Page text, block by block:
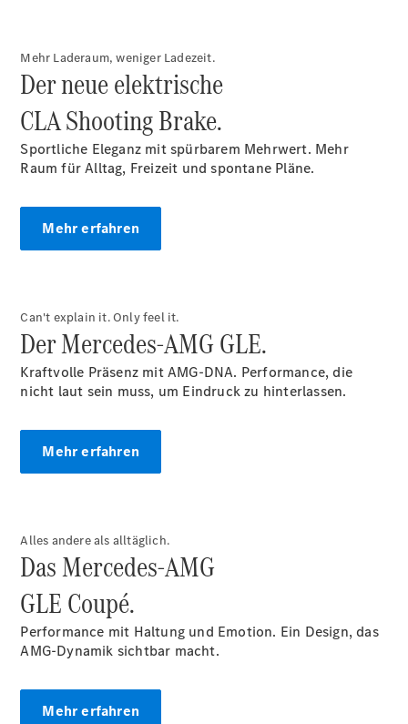
Betriebsanleitungen
Servicetermin
buchen
Über uns
Unternehmen
Ansprechpartner
Kontaktformular
Servicetermin
Mehr Laderaum, weniger Ladezeit.
Der neue elektrische
CLA Shooting Brake.
Sportliche Eleganz mit spürbarem Mehrwert. Mehr
Raum für Alltag, Freizeit und spontane Pläne.
Mehr erfahren
Can't explain it. Only feel it.
Der Mercedes-AMG GLE.
Kraftvolle Präsenz mit AMG-DNA. Performance, die
nicht laut sein muss, um Eindruck zu hinterlassen.
Mehr erfahren
Alles andere als alltäglich.
Das Mercedes-AMG
GLE Coupé.
Performance mit Haltung und Emotion. Ein Design, das
AMG-Dynamik sichtbar macht.
Mehr erfahren